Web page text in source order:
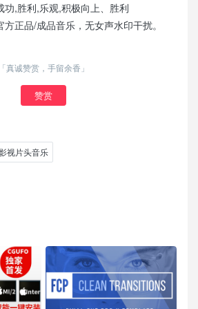
功,胜利,乐观,积极向上、胜利
正品/成品音乐，无女声水印干扰。
「真诚赞赏，手留余香」
赞赏
视片头音乐